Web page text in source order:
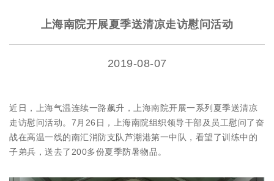
上海南院开展夏季送清凉走访慰问活动
2019-08-07
近日，上海气温连续一路飙升，上海南院开展一系列夏季送清凉
走访慰问活动。7月26日，上海南院组织领导干部及员工慰问了奋
战在高温一线的南汇消防支队芦潮港第一中队，看望了训练中的
子弟兵，送去了200多份夏季防暑物品。